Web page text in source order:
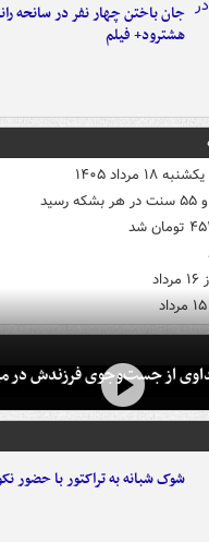
جان باختن چهار نفر در سانحه
هشترود+ فیلم
۱۴۰۵
از جست‌وجوی فرزندش در
شوک شبانه به تراکتور با حضور